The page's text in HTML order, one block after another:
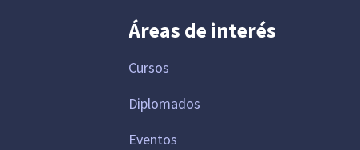
Áreas de interés
Cursos
Diplomados
Eventos